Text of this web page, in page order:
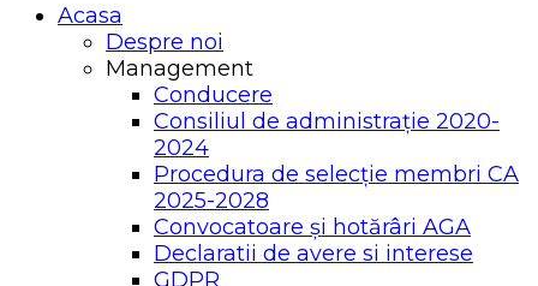
Acasa
Despre noi
Management
Conducere
Consiliul de administrație 2020-
2024
Procedura de selecție membri CA
2025-2028
Convocatoare și hotărâri AGA
Declaratii de avere si interese
GDPR